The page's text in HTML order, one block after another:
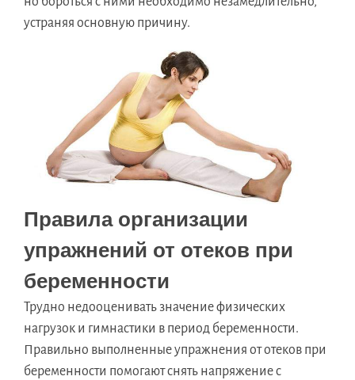
устраняя основную причину.
Правила организации
упражнений от отеков при
беременности
Трудно недооценивать значение физических
нагрузок и гимнастики в период беременности.
Правильно выполненные упражнения от отеков при
беременности помогают снять напряжение с